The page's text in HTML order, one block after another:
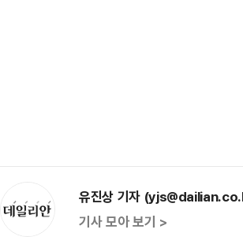
유진상 기자
기사 모아 보기 >